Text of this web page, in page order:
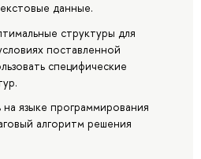
данные.
структуры для
поставленной
специфические
языке программирования
алгоритм решения